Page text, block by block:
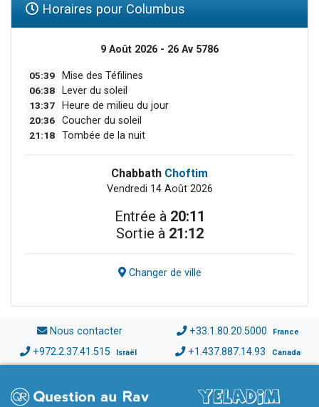
Horaires pour Columbus
9 Août 2026 - 26 Av 5786
05:39 Mise des Téfilines
06:38 Lever du soleil
13:37 Heure de milieu du jour
20:36 Coucher du soleil
21:18 Tombée de la nuit
Chabbath Choftim
Vendredi 14 Août 2026
Entrée à 20:11
Sortie à 21:12
Changer de ville
Nous contacter +33.1.80.20.5000 France
+972.2.37.41.515 Israël +1.437.887.14.93 Canada